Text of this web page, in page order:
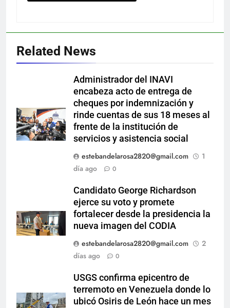
Related News
Administrador del INAVI
encabeza acto de entrega de
cheques por indemnización y
rinde cuentas de sus 18 meses al
frente de la institución de
servicios y asistencia social
estebandelarosa2820@gmail.com
1
día ago
0
Candidato George Richardson
ejerce su voto y promete
fortalecer desde la presidencia la
nueva imagen del CODIA
estebandelarosa2820@gmail.com
2
días ago
0
USGS confirma epicentro de
terremoto en Venezuela donde lo
ubicó Osiris de León hace un mes